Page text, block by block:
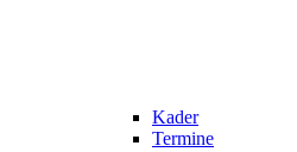
Kader
Termine